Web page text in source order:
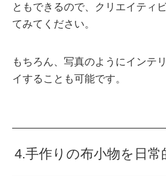
ともできるので、クリエイティ
てみてください。
もちろん、写真のようにインテ
イすることも可能です。
4.手作りの布小物を日常